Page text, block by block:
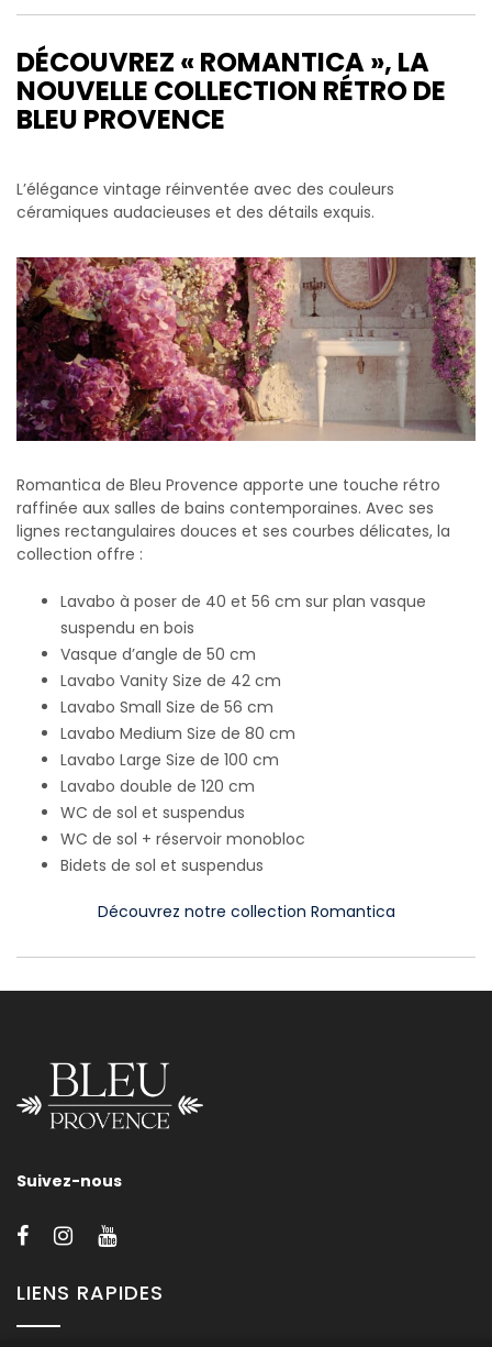
DÉCOUVREZ « ROMANTICA », LA
NOUVELLE COLLECTION RÉTRO DE
BLEU PROVENCE
L’élégance vintage réinventée avec des couleurs
céramiques audacieuses et des détails exquis.
Romantica de Bleu Provence apporte une touche rétro
raffinée aux salles de bains contemporaines. Avec ses
lignes rectangulaires douces et ses courbes délicates, la
collection offre :
Lavabo à poser de 40 et 56 cm sur plan vasque
suspendu en bois
Vasque d’angle de 50 cm
Lavabo Vanity Size de 42 cm
Lavabo Small Size de 56 cm
Lavabo Medium Size de 80 cm
Lavabo Large Size de 100 cm
Lavabo double de 120 cm
WC de sol et suspendus
WC de sol + réservoir monobloc
Bidets de sol et suspendus
Découvrez notre collection Romantica
Suivez-nous
LIENS RAPIDES